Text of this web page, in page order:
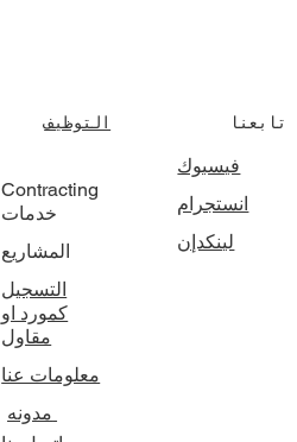
خدمات
المشاريع
معلومات عنا
التسجيل
مقاول
تابعنا
فيسبوك
انستجرام